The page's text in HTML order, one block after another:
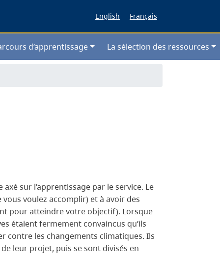
English Français
d’apprentissage La sélection des ressources
sur l’apprentissage par le service. Le
voulez accomplir) et à avoir des
pour atteindre votre objectif). Lorsque
étaient fermement convaincus qu’ils
contre les changements climatiques. Ils
leur projet, puis se sont divisés en